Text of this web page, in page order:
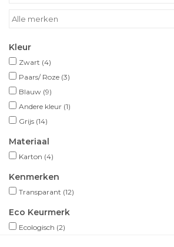
Kleur
Zwart (4)
Paars/ Roze (3)
Blauw (9)
Andere kleur (1)
Grijs (14)
Materiaal
Karton (4)
Kenmerken
Transparant (12)
Eco Keurmerk
Ecologisch (2)